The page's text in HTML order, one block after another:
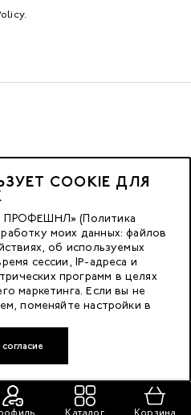
.
Street. 17, «BC Neo Geo»
COOKIE ДЛЯ
ПРОФЕШНЛ» (Политика
моих данных: файлов
об используемых
сессии, IP-адреса и
программ в целях
маркетинга. Если вы не
поменяйте настройки в